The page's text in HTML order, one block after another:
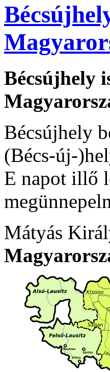
Bécsújhely
Bécsújhely
(Bécs-új-
E napot illő
Mátyás